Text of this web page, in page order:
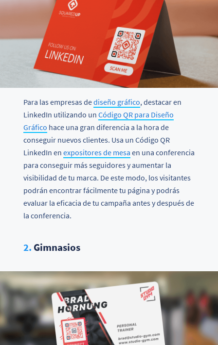
Para las empresas dediseño gráfico, destacar en
LinkedIn utilizando un Código QR para Diseño
Gráfico hace una gran diferencia a la hora de
conseguir nuevos clientes. Usa un Código QR
LinkedIn en expositores de mesa en una conferencia
para conseguir más seguidores y aumentar la
visibilidad de tu marca. De este modo, los visitantes
podrán encontrar fácilmente tu página y podrás
evaluar la eficacia de tu campaña antes y después de
la conferencia.
2. Gimnasios